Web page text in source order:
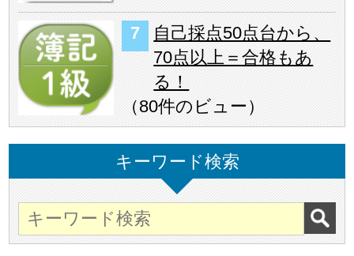
自己採点50点台から、
70点以上＝合格もあ
る！
（80件のビュー ）
キーワード検索